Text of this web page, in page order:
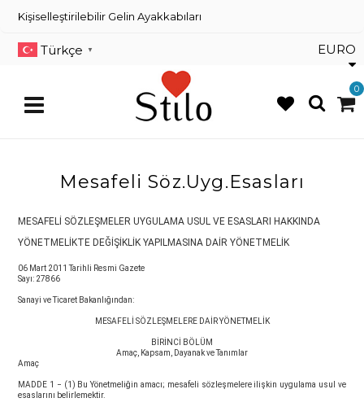
Kişiselleştirilebilir Gelin Ayakkabıları
EURO
Türkçe ▼
0
Mesafeli Söz.Uyg.Esasları
MESAFELİ SÖZLEŞMELER UYGULAMA USUL VE ESASLARI HAKKINDA
YÖNETMELİKTE DEĞİŞİKLİK YAPILMASINA DAİR YÖNETMELİK
06 Mart 2011 Tarihli Resmi Gazete
Sayı: 27866
Sanayi ve Ticaret Bakanlığından:
MESAFELİ SÖZLEŞMELERE DAİR YÖNETMELİK
BİRİNCİ BÖLÜM
Amaç, Kapsam, Dayanak ve Tanımlar
Amaç
MADDE 1 − (1) Bu Yönetmeliğin amacı; mesafeli sözleşmelere ilişkin uygulama usul ve
esaslarını belirlemektir.
Kişiselleştirilebilir Gelin
Ayakkabıları
Renkli Gelin Ayakkabısı
Üye
Sipariş
Takibi
Müşteri
Görüşleri